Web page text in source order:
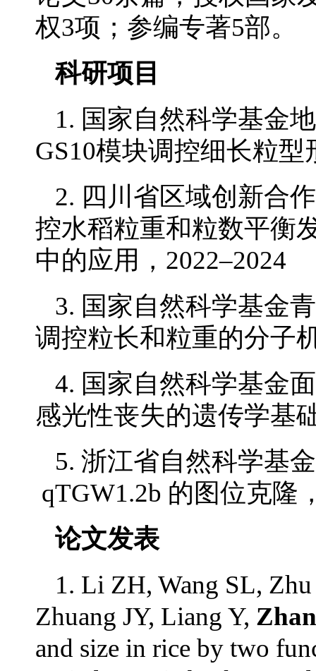
权3项；参编专著5部。
科研项目
1. 国家自然科学基金
GS10模块调控细长粒型
2. 四川省区域创新合
控水稻粒重和粒数平衡
中的应用，2022–2024
3. 国家自然科学基金
调控粒长和粒重的分子
4. 国家自然科学基金
感光性丧失的遗传学基
5. 浙江省自然科学基
qTGW1.2b 的图位克隆
论文发表
1. Li ZH, Wang SL,
Zhuang JY, Liang Y,
and size in rice by two